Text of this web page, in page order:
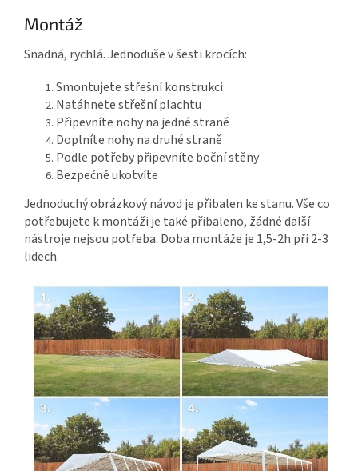
Montáž
Snadná, rychlá. Jednoduše v šesti krocích:
Smontujete střešní konstrukci
Natáhnete střešní plachtu
Připevníte nohy na jedné straně
Doplníte nohy na druhé straně
Podle potřeby připevníte boční stěny
Bezpečně ukotvíte
Jednoduchý obrázkový návod je přibalen ke stanu. Vše co
potřebujete k montáži je také přibaleno, žádné další
nástroje nejsou potřeba. Doba montáže je 1,5-2h při 2-3
lidech.